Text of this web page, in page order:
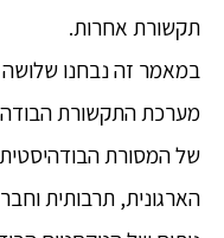
תקשורת אחרות.
במאמר זה נבחנו
מערכת התקשורת
של המסורת
הארגונית, תרבותית